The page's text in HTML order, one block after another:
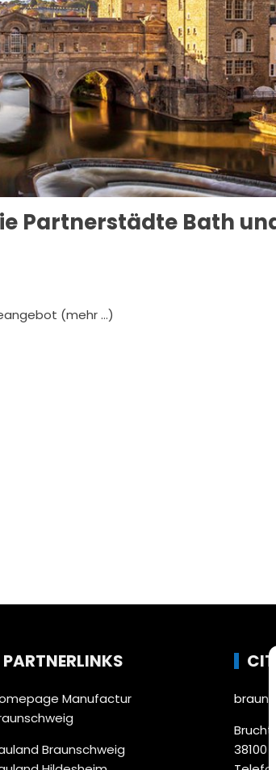
Partnerstädte Bath
(mehr …)
PARTNERLINKS
Manufactur
Braunschweig
38100